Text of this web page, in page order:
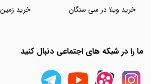
خرید ویلا در سی سنگان
خرید
ما را در شبکه های اجتماعی دنبال کنید